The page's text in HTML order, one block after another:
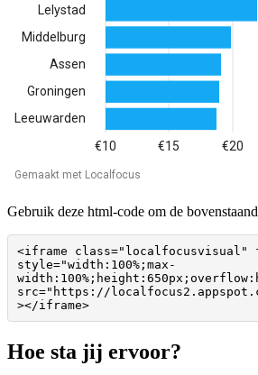
Gebruik deze html-code om de
<iframe class="localfocusvisual"
style="width:100%;max-
src="https://
></iframe>
Hoe sta jij ervoor?